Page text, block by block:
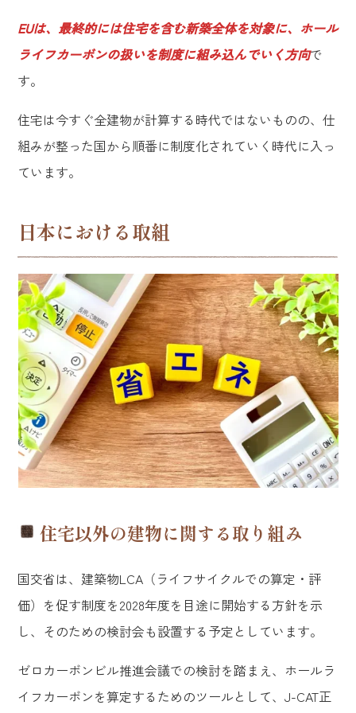
EUは、最終的には住宅を含む新築全体を対象に、ホール
ライフカーボンの扱いを制度に組み込んでいく方向で
す。
住宅は今すぐ全建物が計算する時代ではないものの、仕
組みが整った国から順番に制度化されていく時代に入っ
ています。
日本における取組
住宅以外の建物に関する取り組み
国交省は、建築物LCA（ライフサイクルでの算定・評
価）を促す制度を2028年度を目途に開始する方針を示
し、そのための検討会も設置する予定としています。
ゼロカーボンビル推進会議での検討を踏まえ、ホールラ
イフカーボンを算定するためのツールとして、J-CAT正